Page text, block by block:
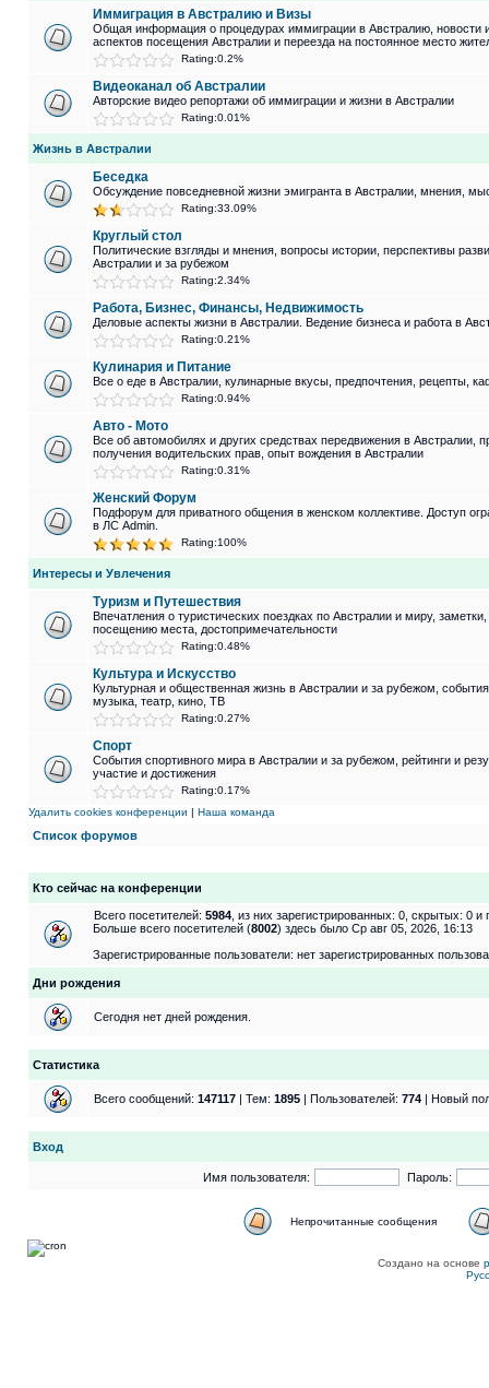
Иммиграция в Австралию и Визы
Общая информация о процедурах иммиграции в Австралию, новости
аспектов посещения Австралии и переезда на постоянное место
Rating:0.2%
Видеоканал об Австралии
Авторские видео репортажи об иммиграции и жизни в Австралии
Rating:0.01%
Жизнь в Австралии
Беседка
Обсуждение повседневной жизни эмигранта в Австралии, мнения,
Rating:33.09%
Круглый стол
Политические взгляды и мнения, вопросы истории, перспективы
Австралии и за рубежом
Rating:2.34%
Работа, Бизнес, Финансы, Недвижимость
Деловые аспекты жизни в Австралии. Ведение бизнеса и работа в
Rating:0.21%
Кулинария и Питание
Все о еде в Австралии, кулинарные вкусы, предпочтения, рецепты,
Rating:0.94%
Авто - Мото
Все об автомобилях и других средствах передвижения в Австралии,
получения водительских прав, опыт вождения в Австралии
Rating:0.31%
Женский Форум
Подфорум для приватного общения в женском коллективе. Доступ
в ЛС Admin.
Rating:100%
Интересы и Увлечения
Туризм и Путешествия
Впечатления о туристических поездках по Австралии и миру,
посещению места, достопримечательности
Rating:0.48%
Культура и Искусство
Культурная и общественная жизнь в Австралии и за рубежом,
музыка, театр, кино, ТВ
Rating:0.27%
Спорт
События спортивного мира в Австралии и за рубежом, рейтинги и
участие и достижения
Rating:0.17%
Удалить cookies конференции | Наша команда
Список форумов
Кто сейчас на конференции
Всего посетителей: 5984 , из них зарегистрированных: 0, скрытых: 0
Больше всего посетителей (8002) здесь было Ср авг 05, 2026, 16:13
Зарегистрированные пользователи: нет зарегистрированных
Дни рождения
Сегодня нет дней рождения.
Статистика
Всего сообщений: 147117 | Тем: 1895 | Пользователей: 774 | Новый
Вход
Имя пользователя: Пароль:
Непрочитанные сообщения
Создано на основе